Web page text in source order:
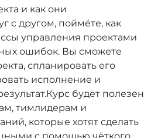
и как они
с другом, поймёте, как
управления проектами
ошибок. Вы сможете
спланировать его
исполнение и
будет полезен
тимлидерам и
которые хотят сделать